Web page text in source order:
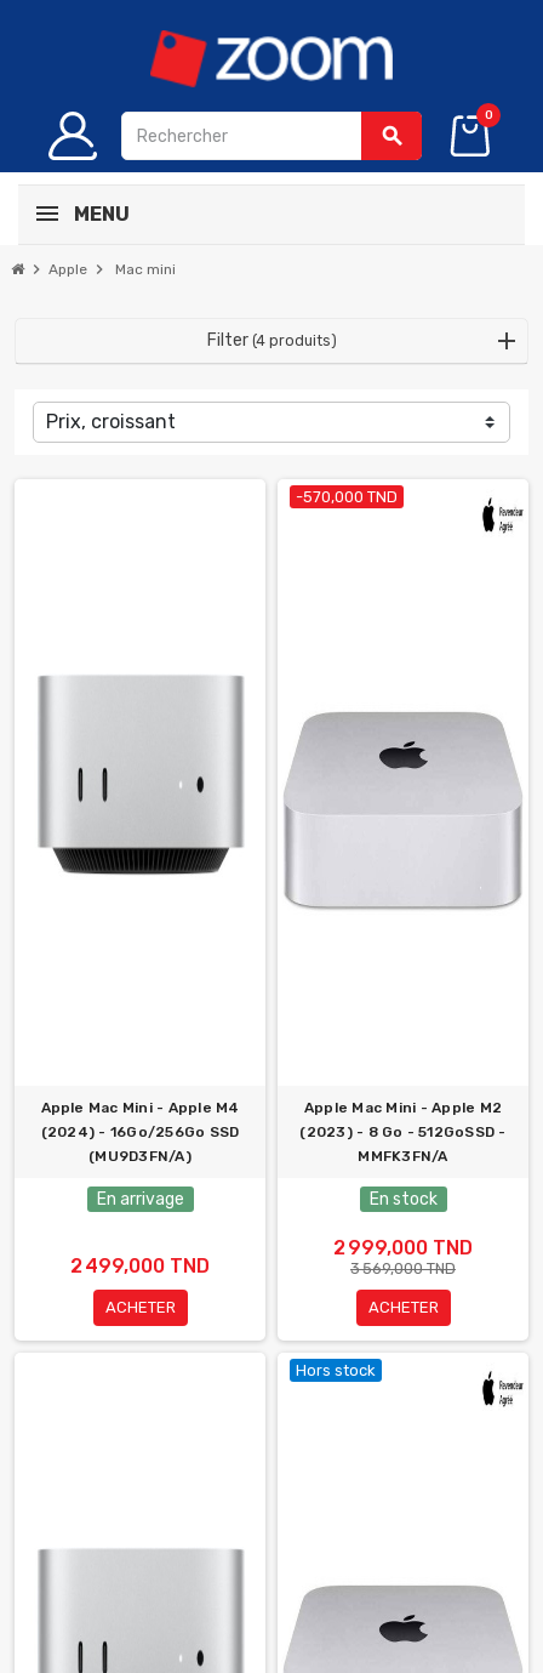
search
0
MENU
chevron_right Apple chevron_right Mac mini
Filter (4 produits)
Prix, croissant
Apple Mac Mini - Apple M4
(2024) - 16Go/256Go SSD
(MU9D3FN/A)
En arrivage
2 499,000 TND
ACHETER
-570,000 TND
Apple Mac Mini - Apple M2
(2023) - 8 Go - 512GoSSD -
MMFK3FN/A
En stock
2 999,000 TND
3 569,000 TND
ACHETER
Hors stock